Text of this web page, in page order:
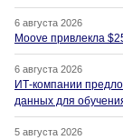
6 августа 2026
Moove привлекла
6 августа 2026
ИТ-компании
данных для
5 августа 2026